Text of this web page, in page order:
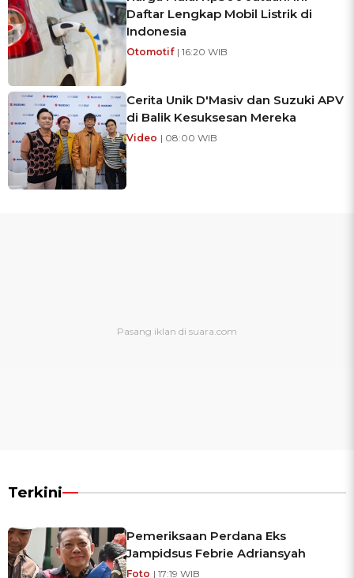
Daftar Lengkap Mobil Listrik di
Indonesia
Otomotif | 16:20 WIB
Cerita Unik D'Masiv dan Suzuki APV
di Balik Kesuksesan Mereka
Video | 08:00 WIB
Terkini
Pemeriksaan Perdana Eks
Jampidsus Febrie Adriansyah
Foto | 17:19 WIB